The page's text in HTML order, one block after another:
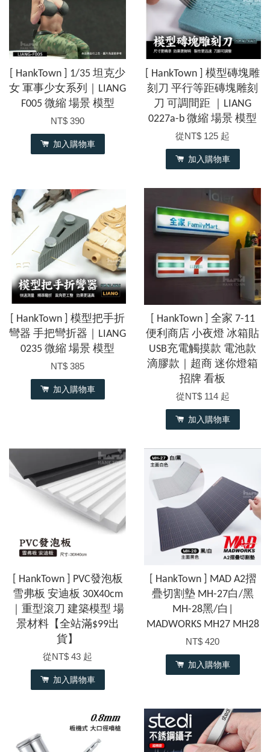
[ HankTown ] 1/35 坦克少
女 軍事少女系列｜LIANG
F005 微縮 場景 模型
NT$ 390
加入購物車
[ HankTown ] 模型磚塊雕
刻刀 平行等距磚塊雕刻
刀 可調間距 ｜LIANG
0227a-b 微縮 場景 模型
從NT$ 125 起
加入購物車
[ HankTown ] 模型把手折
彎器 手把彎折器｜LIANG
0235 微縮 場景 模型
NT$ 385
加入購物車
[ HankTown ] 全家 7-11
便利商店 小夜燈 冰箱貼
USB充電觸摸款 電池款
滴膠款｜超商 迷你燈箱
招牌 看板
從NT$ 114 起
加入購物車
[ HankTown ] PVC發泡板
雪弗板 安迪板 30X40cm
｜重型滾刀 建築模型 場
景材料【全站滿$99出
貨】
從NT$ 43 起
加入購物車
[ HankTown ] MAD A2摺
疊切割墊 MH-27白/黑
MH-28黑/白|
MADWORKS MH27 MH28
NT$ 420
加入購物車